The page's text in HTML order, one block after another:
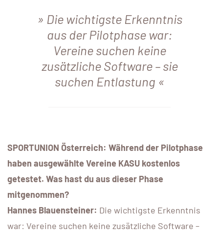
Die wichtigste Erkenntnis
aus der Pilotphase war:
Vereine suchen keine
zusätzliche Software – sie
suchen Entlastung
SPORTUNION Österreich: Während der Pilotphase
haben ausgewählte Vereine KASU kostenlos
getestet. Was hast du aus dieser Phase
mitgenommen?
Hannes Blauensteiner: Die wichtigste Erkenntnis
war: Vereine suchen keine zusätzliche Software –